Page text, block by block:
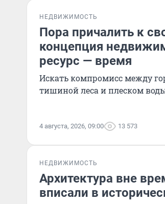
НЕДВИЖИМОСТЬ
Пора причалить к
концепция
ресурс — время
Искать компромисс между
тишиной леса и плеском
4 августа, 2026, 09:00 13 573
НЕДВИЖИМОСТЬ
Архитектура вне
вписали в